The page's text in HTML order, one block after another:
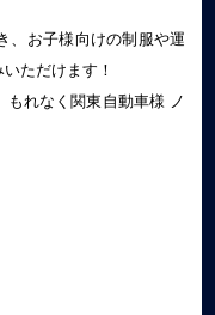
、お子様向けの制服や運
ただけます！
もれなく関東自動車様 ノ